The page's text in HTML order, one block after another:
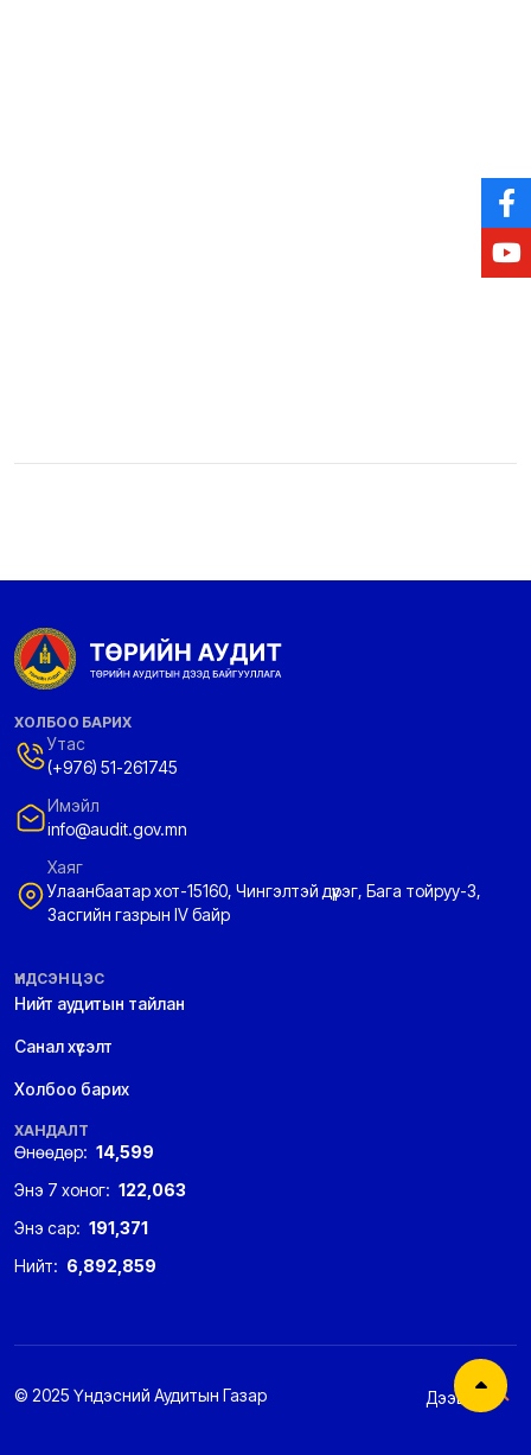
ХОЛБОО БАРИХ
Утас
(+976) 51-261745
Имэйл
info@audit.gov.mn
Хаяг
Улаанбаатар хот-15160, Чингэлтэй дүүрэг, Бага тойруу-3,
Засгийн газрын IV байр
ҮНДСЭН ЦЭС
Нийт аудитын тайлан
Санал хүсэлт
Холбоо барих
ХАНДАЛТ
Өнөөдөр: 14,599
Энэ 7 хоног: 122,063
Энэ сар: 191,371
Нийт: 6,892,859
© 2025 Үндэсний Аудитын Газар Дээшээ